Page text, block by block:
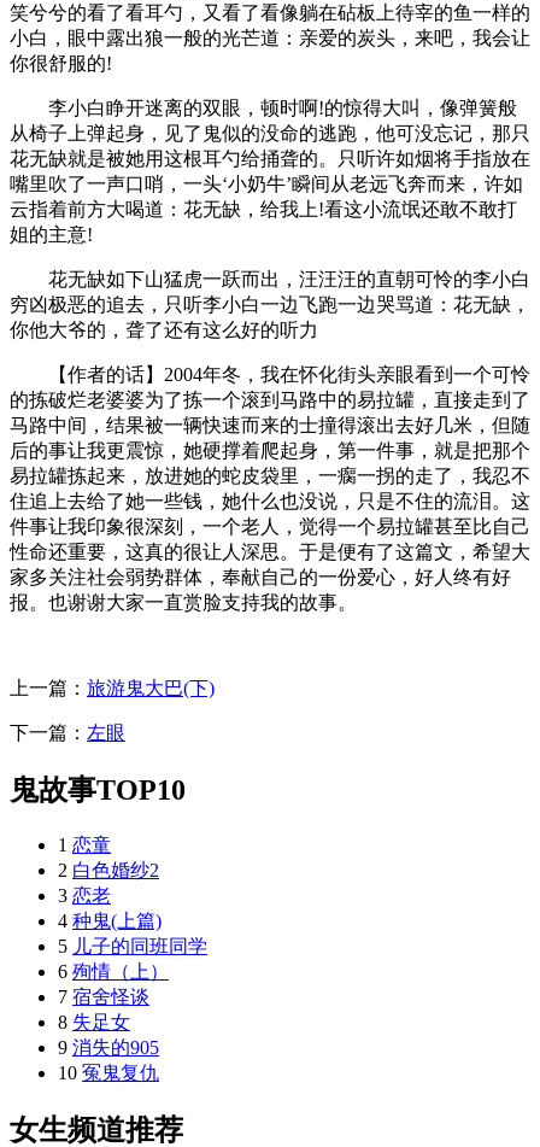
笑兮兮的看了看耳勺，又看了看像躺在砧板上待宰的鱼一样的
小白，眼中露出狼一般的光芒道：亲爱的炭头，来吧，我会让
你很舒服的!
李小白睁开迷离的双眼，顿时啊!的惊得大叫，像弹簧般
从椅子上弹起身，见了鬼似的没命的逃跑，他可没忘记，那只
花无缺就是被她用这根耳勺给捅聋的。只听许如烟将手指放在
嘴里吹了一声口哨，一头‘小奶牛’瞬间从老远飞奔而来，许如
云指着前方大喝道：花无缺，给我上!看这小流氓还敢不敢打
姐的主意!
花无缺如下山猛虎一跃而出，汪汪汪的直朝可怜的李小白
穷凶极恶的追去，只听李小白一边飞跑一边哭骂道：花无缺，
你他大爷的，聋了还有这么好的听力
【作者的话】2004年冬，我在怀化街头亲眼看到一个可怜
的拣破烂老婆婆为了拣一个滚到马路中的易拉罐，直接走到了
马路中间，结果被一辆快速而来的士撞得滚出去好几米，但随
后的事让我更震惊，她硬撑着爬起身，第一件事，就是把那个
易拉罐拣起来，放进她的蛇皮袋里，一瘸一拐的走了，我忍不
住追上去给了她一些钱，她什么也没说，只是不住的流泪。这
件事让我印象很深刻，一个老人，觉得一个易拉罐甚至比自己
性命还重要，这真的很让人深思。于是便有了这篇文，希望大
家多关注社会弱势群体，奉献自己的一份爱心，好人终有好
报。也谢谢大家一直赏脸支持我的故事。
上一篇： 旅游鬼大巴(下)
下一篇： 左眼
鬼故事TOP10
1 恋童
2 白色婚纱2
3 恋老
4 种鬼(上篇)
5 儿子的同班同学
6 殉情（上）
7 宿舍怪谈
8 失足女
9 消失的905
10 冤鬼复仇
女生频道推荐